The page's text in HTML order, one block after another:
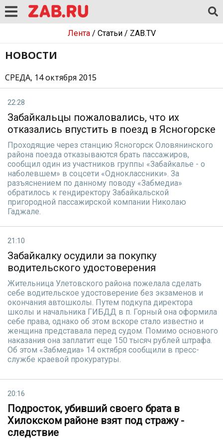
Лента/ Статьи/ ZAB.TV
НОВОСТИ
СРЕДА, 14 октября 2015
22:28
Забайкальцы пожаловались, что их
отказались впустить в поезд в Ясногорске
Проходящие через станцию Ясногорск Оловянинского
района поезда отказываются брать пассажиров,
сообщил один из участников группы «Забайкалье - о
наболевшем» в соцсети «Одноклассники». За
разъяснением по данному поводу «Забмедиа»
обратилось к гендиректору Забайкальской
пригородной пассажирской компании Николаю
Гаджале.
21:10
Забайкалку осудили за покупку
водительского удостоверения
Жительница Улетовского района пожелала сделать
себе водительское удостоверение без экзаменов и
окончания автошколы. Путем подкупа директора
школы и начальника ГИБДД в п. Горный она оформила
себе права, однако об этом вскоре стало известно и
женщина представала перед судом. Помимо основного
наказания она заплатит еще 150 тысяч рублей штрафа.
Об этом «Забмедиа» 14 октября сообщили в пресс-
службе краевой прокуратуры.
20:16
Подросток, убивший своего брата в
Хилокском районе взят под стражу -
следствие